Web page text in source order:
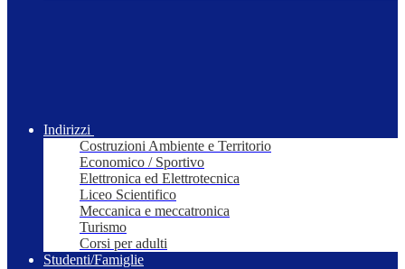
Indirizzi
Costruzioni Ambiente e Territorio
Economico / Sportivo
Elettronica ed Elettrotecnica
Liceo Scientifico
Meccanica e meccatronica
Turismo
Corsi per adulti
Studenti/Famiglie